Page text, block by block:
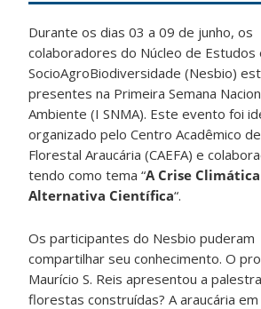
Durante os dias 03 a 09 de junho, os
colaboradores do Núcleo de Estudos
SocioAgroBiodiversidade (Nesbio)
presentes na Primeira Semana
Ambiente (I SNMA). Este evento foi
organizado pelo Centro Acadêmico
Florestal Araucária (CAEFA) e
tendo como tema “A Crise
Alternativa Científica“.
Os participantes do Nesbio puderam
compartilhar seu conhecimento. O
Maurício S. Reis apresentou a
florestas construídas? A araucária